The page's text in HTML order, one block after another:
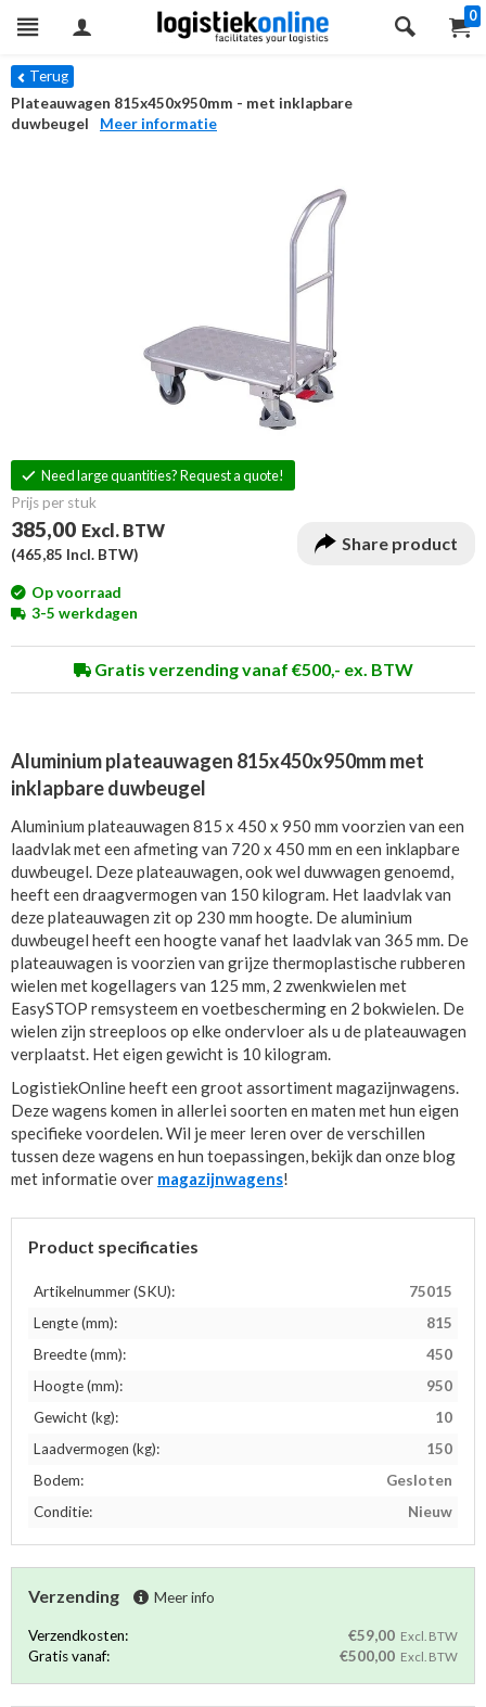
0
Terug
Plateauwagen 815x450x950mm - met inklapbare
duwbeugel
Meer informatie
Prijs per stuk
385,00 Excl. BTW
(465,85 Incl. BTW)
Need large quantities? Request a quote!
Share product
Op voorraad
3-5 werkdagen
Gratis verzending vanaf €500,- ex. BTW
Aluminium plateauwagen 815x450x950mm met
inklapbare duwbeugel
Aluminium plateauwagen 815 x 450 x 950 mm voorzien van een
laadvlak met een afmeting van 720 x 450 mm en een inklapbare
duwbeugel. Deze plateauwagen, ook wel duwwagen genoemd,
heeft een draagvermogen van 150 kilogram. Het laadvlak van
deze plateauwagen zit op 230 mm hoogte. De aluminium
duwbeugel heeft een hoogte vanaf het laadvlak van 365 mm. De
plateauwagen is voorzien van grijze thermoplastische rubberen
wielen met kogellagers van 125 mm, 2 zwenkwielen met
EasySTOP remsysteem en voetbescherming en 2 bokwielen. De
wielen zijn streeploos op elke ondervloer als u de plateauwagen
verplaatst. Het eigen gewicht is 10 kilogram.
LogistiekOnline heeft een groot assortiment magazijnwagens.
Deze wagens komen in allerlei soorten en maten met hun eigen
specifieke voordelen. Wil je meer leren over de verschillen
tussen deze wagens en hun toepassingen, bekijk dan onze blog
met informatie over magazijnwagens!
Product specificaties
Artikelnummer (SKU):
75015
Lengte (mm):
815
Breedte (mm):
450
Hoogte (mm):
950
Gewicht (kg):
10
Laadvermogen (kg):
150
Bodem:
Gesloten
Conditie:
Nieuw
Verzending Meer info
Verzendkosten: €59,00 Excl. BTW
Gratis vanaf: €500,00 Excl. BTW